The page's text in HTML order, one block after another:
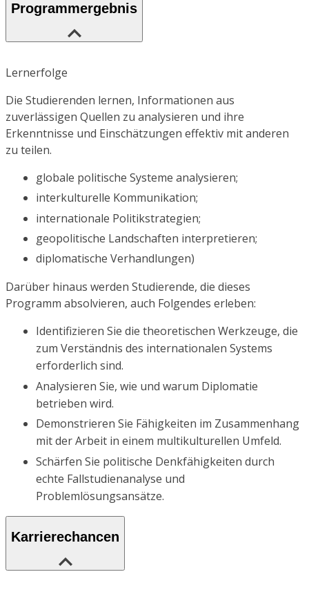
Programmergebnis
Lernerfolge
Die Studierenden lernen, Informationen aus
zuverlässigen Quellen zu analysieren und ihre
Erkenntnisse und Einschätzungen effektiv mit anderen
zu teilen.
globale politische Systeme analysieren;
interkulturelle Kommunikation;
internationale Politikstrategien;
geopolitische Landschaften interpretieren;
diplomatische Verhandlungen)
Darüber hinaus werden Studierende, die dieses
Programm absolvieren, auch Folgendes erleben:
Identifizieren Sie die theoretischen Werkzeuge, die
zum Verständnis des internationalen Systems
erforderlich sind.
Analysieren Sie, wie und warum Diplomatie
betrieben wird.
Demonstrieren Sie Fähigkeiten im Zusammenhang
mit der Arbeit in einem multikulturellen Umfeld.
Schärfen Sie politische Denkfähigkeiten durch
echte Fallstudienanalyse und
Problemlösungsansätze.
Karrierechancen